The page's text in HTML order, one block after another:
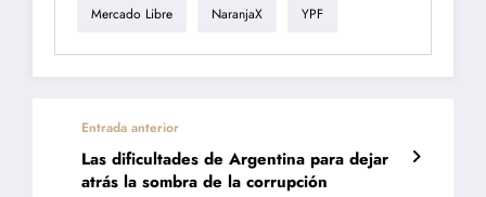
Mercado Libre NaranjaX YPF
Entrada anterior
Las dificultades de Argentina para dejar
atrás la sombra de la corrupción